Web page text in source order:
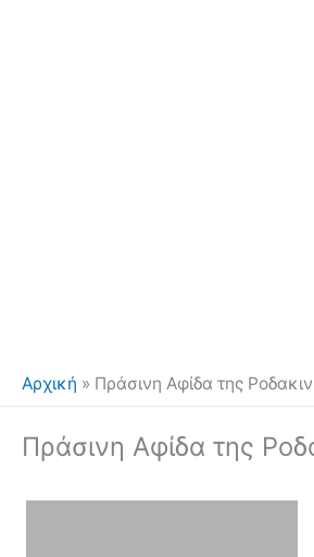
Αρχική » Πράσινη Αφίδα της
Πράσινη Αφίδα της